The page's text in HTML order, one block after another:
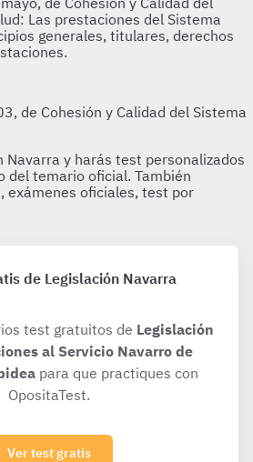
de Legislación Navarra
test gratuitos de Legislación
al Servicio Navarro de
para que practiques con
OpositaTest.
Ver test gratis